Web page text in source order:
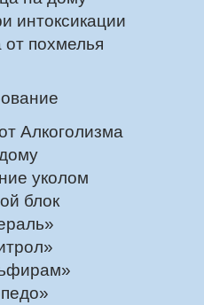
интоксикации
от похмелья
Алкоголизма
уколом
блок